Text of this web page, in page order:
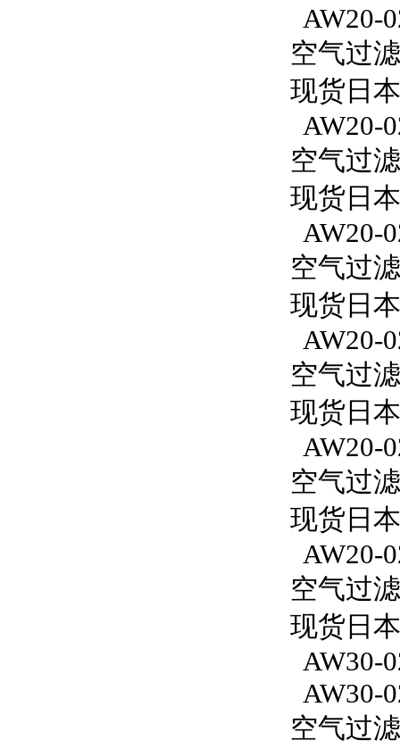
AW20-
空气过
现货日
AW20-
空气过
现货日
AW20-
空气过
现货日
AW20-
空气过
现货日
AW20-
空气过
现货日
AW20-
空气过
现货日
AW30-
AW30-
空气过